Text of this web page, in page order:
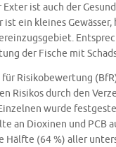
Exter ist auch der
ist ein kleines
der Fische mit
Risikobewertung
Risikos durch den
wurde
an Dioxinen und PCB
Hälfte (64 %) aller